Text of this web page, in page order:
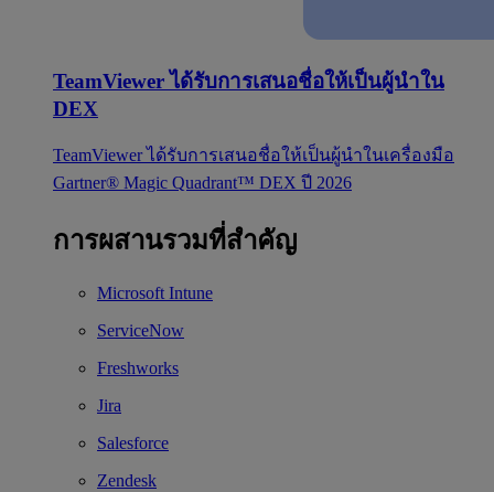
TeamViewer ได้รับการเสนอชื่อให้เป็นผู้นำใน
DEX
TeamViewer ได้รับการเสนอชื่อให้เป็นผู้นำในเครื่องมือ
Gartner® Magic Quadrant™ DEX ปี 2026
การผสานรวมที่สำคัญ
Microsoft Intune
ServiceNow
Freshworks
Jira
Salesforce
Zendesk